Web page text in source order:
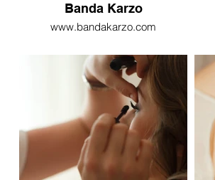
Banda Karzo
www.bandakarzo.com